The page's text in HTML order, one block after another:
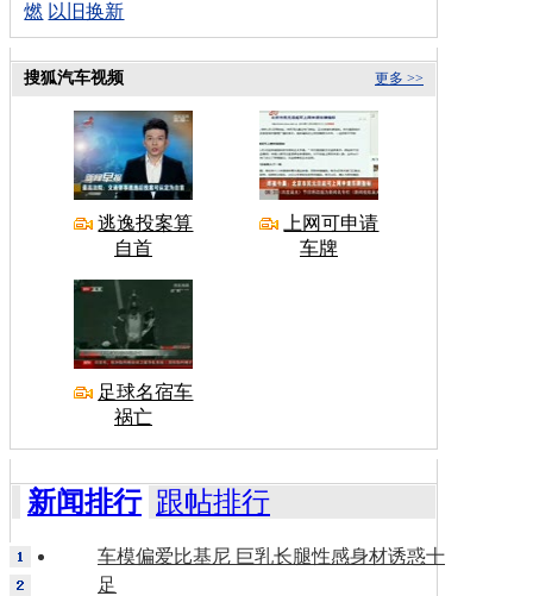
燃 以旧换新
更多 >>
搜狐汽车视频
逃逸投案算
自首
上网可申请
车牌
足球名宿车
祸亡
新闻排行 跟帖排行
车模偏爱比基尼 巨乳长腿性感身材诱惑十
足